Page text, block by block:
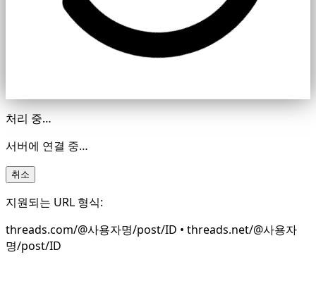
처리 중…
서버에 연결 중…
취소
지원되는 URL 형식:
threads.com/@사용자명/post/ID • threads.net/@사용자
명/post/ID